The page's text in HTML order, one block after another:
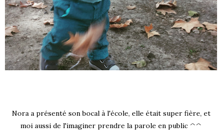
Nora a présenté son bocal à l'école, elle était super fière, et
moi aussi de l'imaginer prendre la parole en public ^^